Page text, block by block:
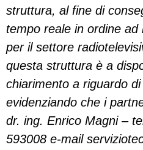
struttura, al fine di
tempo reale in ordine ad
per il settore
questa struttura è a
chiarimento a riguardo
evidenziando che i
dr. ing. Enrico Magni –
593008 e-mail